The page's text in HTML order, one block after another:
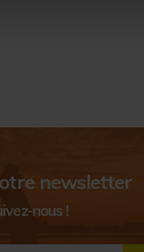
newsletter
nous !